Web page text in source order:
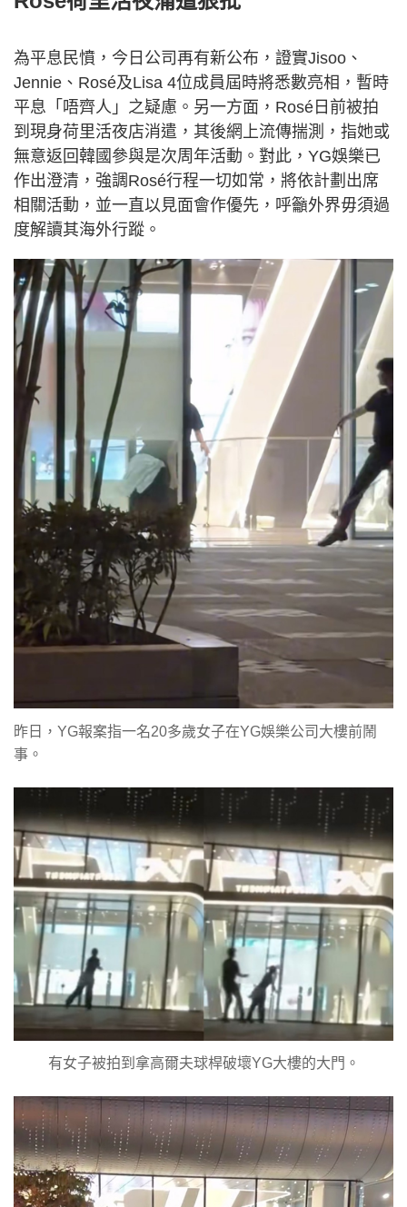
為平息民憤，今日公司再有新公布，證實Jisoo、
Jennie、Rosé及Lisa 4位成員屆時將悉數亮相，暫時
平息「唔齊人」之疑慮。另一方面，Rosé日前被拍
到現身荷里活夜店消遣，其後網上流傳揣測，指她或
無意返回韓國參與是次周年活動。對此，YG娛樂已
作出澄清，強調Rosé行程一切如常，將依計劃出席
相關活動，並一直以見面會作優先，呼籲外界毋須過
度解讀其海外行蹤。
昨日，YG報案指一名20多歲女子在YG娛樂公司大樓前鬧
事。
有女子被拍到拿高爾夫球桿破壞YG大樓的大門。